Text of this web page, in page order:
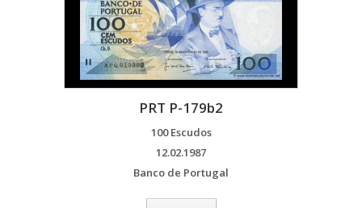
PRT P-179b2
100 Escudos
12.02.1987
Banco de Portugal